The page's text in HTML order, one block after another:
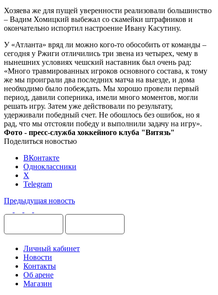
Хозяева же для пущей уверенности реализовали большинство
– Вадим Хомицкий выбежал со скамейки штрафников и
окончательно испортил настроение Ивану Касутину.
У «Атланта» вряд ли можно кого-то обособить от команды –
сегодня у Ржиги отличились три звена из четырех, чему в
нынешних условиях чешский наставник был очень рад:
«Много травмированных игроков основного состава, к тому
же мы проиграли два последних матча на выезде, и дома
необходимо было побеждать. Мы хорошо провели первый
период, давили соперника, имели много моментов, могли
решать игру. Затем уже действовали по результату,
удерживали победный счет. Не обошлось без ошибок, но я
рад, что мы отстояли победу и выполнили задачу на игру».
Фото - пресс-служба хоккейного клуба "Витязь"
Поделиться новостью
ВКонтакте
Одноклассники
X
Telegram
Предыдущая новость
Личный кабинет
Новости
Контакты
Об арене
Магазин